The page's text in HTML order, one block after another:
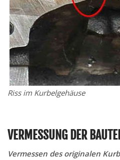
Riss im Kurbelgehäuse
VERMESSUNG DER
Vermessen des originalen